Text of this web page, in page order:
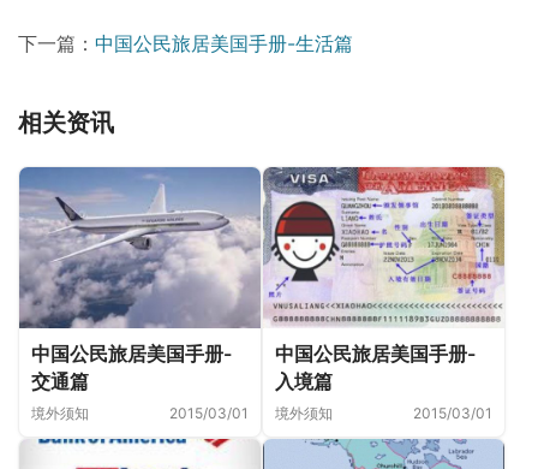
下一篇： 中国公民旅居美国手册-生活篇
相关资讯
中国公民旅居美国手册-
交通篇
境外须知 2015/03/01
中国公民旅居美国手册-
入境篇
境外须知 2015/03/01